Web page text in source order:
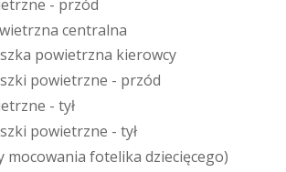
etrzne - przód
wietrzna centralna
szka powietrzna kierowcy
szki powietrzne - przód
etrzne - tył
szki powietrzne - tył
mocowania fotelika dziecięcego)